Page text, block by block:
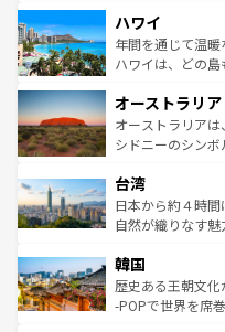
ば市内交通費無料で
着のスイス情報は
のような巨大都市
ンメントが詰ま
西部には大自然
部のニューオーリ
文化が魅力。旅行
しみながら、そ
ならではの贅沢な旅のスタイ
情報はコンテンツ
ハワイ
年間を通じて温
ハワイは、どの
ワイ島は見逃せな
島だが、静かな自
おすすめ。エメ
れるおもてなしの
人々、おいしい
ク、伝統的なフ
ワイを、存分に味わってほしい
はコンテンツ一覧
オーストラリア
オーストラリアは
シドニーのシン
リアリーフや大陸
ク）、タスマニ
ど、見どころが
いる。アクティビ
ビング、ハイキ
い。オーストラ
台湾
日本から約４時
自然が織りなす
ン）、静ひつな山
と山間の静けさ
驚きをもたらし
韓国
歴史ある王朝文
-POPで世界を席